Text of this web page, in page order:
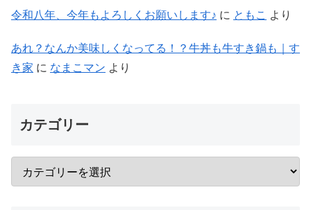
令和八年、今年もよろしくお願いします♪ に ともこ より
あれ？なんか美味しくなってる！？牛丼も牛すき鍋も｜す
き家 に なまこマン より
カテゴリー